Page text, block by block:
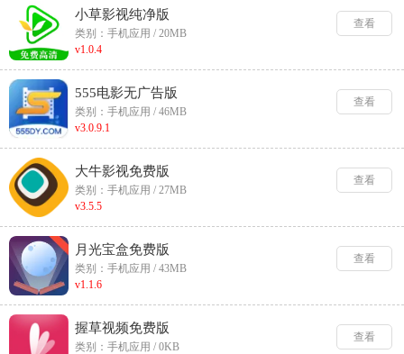
小草影视纯净版
类别：手机应用 / 20MB
v1.0.4
查看
555电影无广告版
类别：手机应用 / 46MB
v3.0.9.1
查看
大牛影视免费版
类别：手机应用 / 27MB
v3.5.5
查看
月光宝盒免费版
类别：手机应用 / 43MB
v1.1.6
查看
握草视频免费版
类别：手机应用 / 0KB
查看